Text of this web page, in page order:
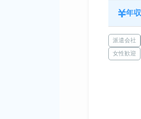
年収
派遣会社
女性歓迎